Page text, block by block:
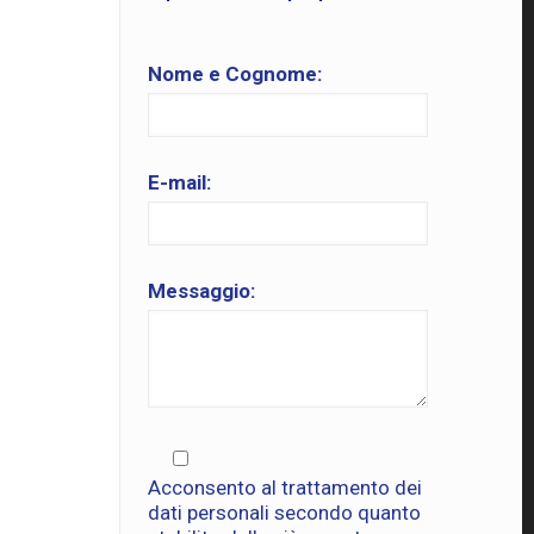
Nome e Cognome:
E-mail:
Messaggio:
Acconsento al trattamento dei
dati personali secondo quanto